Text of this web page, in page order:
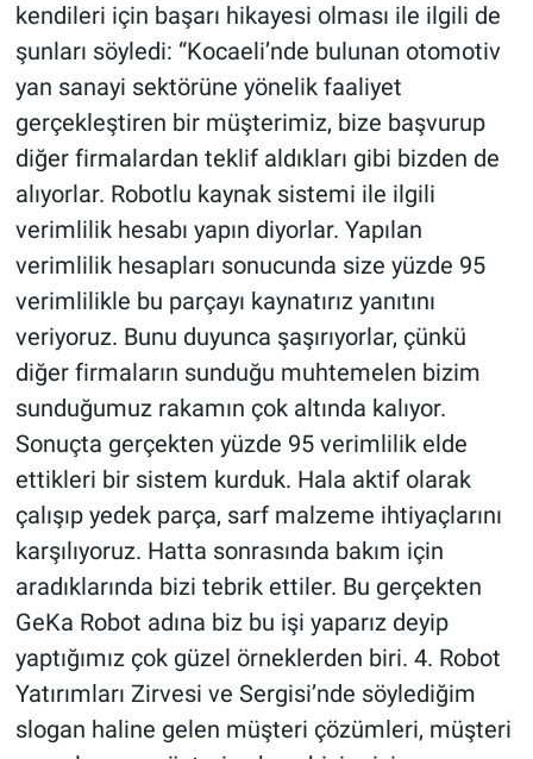
kendileri için başarı hikayesi olması ile ilgili de
şunları söyledi: “Kocaeli’nde bulunan otomotiv
yan sanayi sektörüne yönelik faaliyet
gerçekleştiren bir müşterimiz, bize başvurup
diğer firmalardan teklif aldıkları gibi bizden de
alıyorlar. Robotlu kaynak sistemi ile ilgili
verimlilik hesabı yapın diyorlar. Yapılan
verimlilik hesapları sonucunda size yüzde 95
verimlilikle bu parçayı kaynatırız yanıtını
veriyoruz. Bunu duyunca şaşırıyorlar, çünkü
diğer firmaların sunduğu muhtemelen bizim
sunduğumuz rakamın çok altında kalıyor.
Sonuçta gerçekten yüzde 95 verimlilik elde
ettikleri bir sistem kurduk. Hala aktif olarak
çalışıp yedek parça, sarf malzeme ihtiyaçlarını
karşılıyoruz. Hatta sonrasında bakım için
aradıklarında bizi tebrik ettiler. Bu gerçekten
GeKa Robot adına biz bu işi yaparız deyip
yaptığımız çok güzel örneklerden biri. 4. Robot
Yatırımları Zirvesi ve Sergisi’nde söylediğim
slogan haline gelen müşteri çözümleri, müşteri